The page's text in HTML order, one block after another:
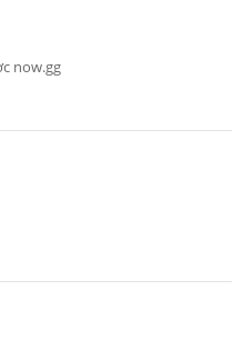
now.gg